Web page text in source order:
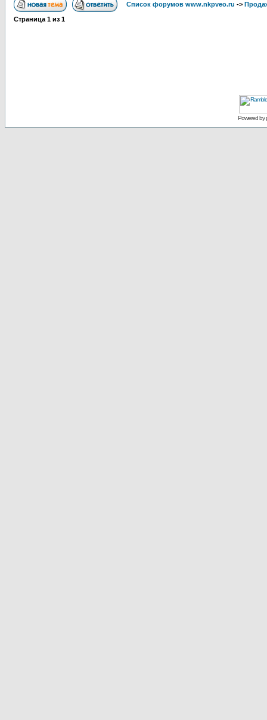
Список форумов www.nkpveo.ru ->
Страница 1 из 1
Powered by